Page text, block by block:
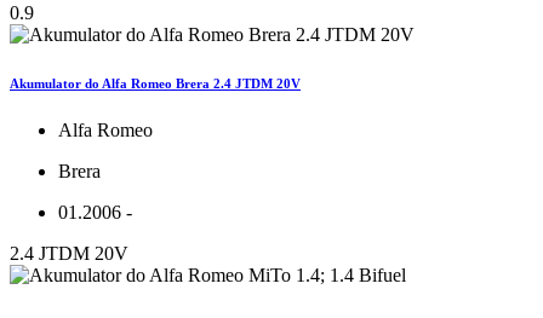
0.9
Akumulator do Alfa Romeo Brera 2.4 JTDM 20V
Alfa Romeo
Brera
01.2006 -
2.4 JTDM 20V